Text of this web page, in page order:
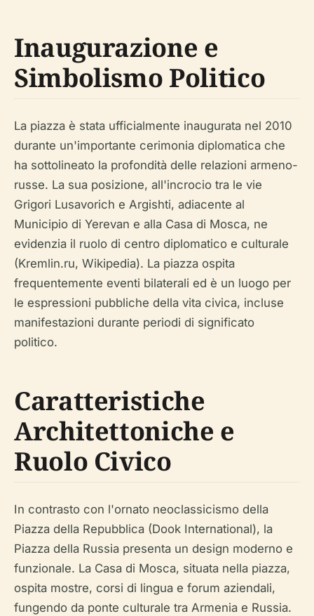
Inaugurazione e
Simbolismo Politico
La piazza è stata ufficialmente inaugurata nel 2010
durante un'importante cerimonia diplomatica che
ha sottolineato la profondità delle relazioni armeno-
russe. La sua posizione, all'incrocio tra le vie
Grigori Lusavorich e Argishti, adiacente al
Municipio di Yerevan e alla Casa di Mosca, ne
evidenzia il ruolo di centro diplomatico e culturale
(Kremlin.ru, Wikipedia). La piazza ospita
frequentemente eventi bilaterali ed è un luogo per
le espressioni pubbliche della vita civica, incluse
manifestazioni durante periodi di significato
politico.
Caratteristiche
Architettoniche e
Ruolo Civico
In contrasto con l'ornato neoclassicismo della
Piazza della Repubblica (Dook International), la
Piazza della Russia presenta un design moderno e
funzionale. La Casa di Mosca, situata nella piazza,
ospita mostre, corsi di lingua e forum aziendali,
fungendo da ponte culturale tra Armenia e Russia.